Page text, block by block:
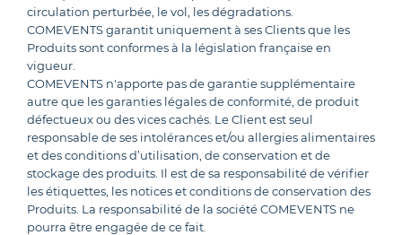
circulation perturbée, le vol, les dégradations.
COMEVENTS garantit uniquement à ses Clients que les
Produits sont conformes à la législation française en
vigueur.
COMEVENTS n'apporte pas de garantie supplémentaire
autre que les garanties légales de conformité, de produit
défectueux ou des vices cachés. Le Client est seul
responsable de ses intolérances et/ou allergies alimentaires
et des conditions d’utilisation, de conservation et de
stockage des produits. Il est de sa responsabilité de vérifier
les étiquettes, les notices et conditions de conservation des
Produits. La responsabilité de la société COMEVENTS ne
pourra être engagée de ce fait.